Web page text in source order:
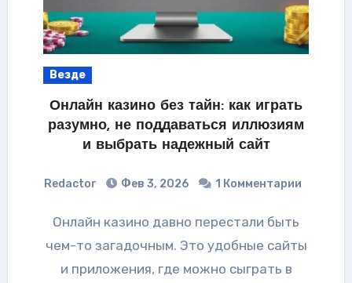
Везде
Онлайн казино без тайн: как играть
разумно, не поддаваться иллюзиям
и выбрать надежный сайт
Redactor Фев 3, 2026 1 Комментарии
Онлайн казино давно перестали быть
чем-то загадочным. Это удобные сайты
и приложения, где можно сыграть в